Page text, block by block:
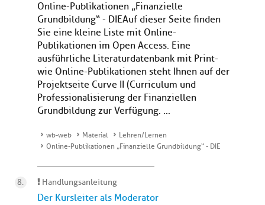
Online-Publikationen „Finanzielle
Grundbildung“ - DIEAuf dieser Seite finden
Sie eine kleine Liste mit Online-
Publikationen im Open Access. Eine
ausführliche Literaturdatenbank mit Print-
wie Online-Publikationen steht Ihnen auf der
Projektseite Curve II (Curriculum und
Professionalisierung der Finanziellen
Grundbildung zur Verfügung. ...
wb-web Material
Lehren/Lernen
Online-Publikationen „Finanzielle Grundbildung“ - DIE
Handlungsanleitung
Der Kursleiter als Moderator